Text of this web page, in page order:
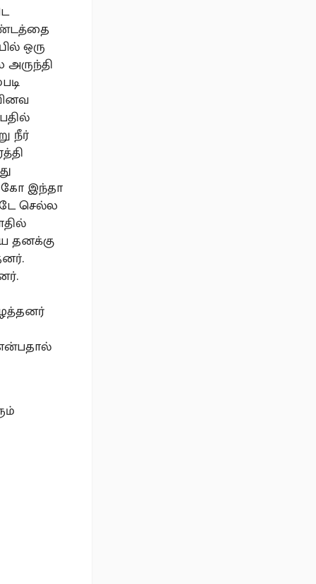
ஒரு
அருந்தி
நீர்
கோ இந்தா
செல்ல
தனக்கு